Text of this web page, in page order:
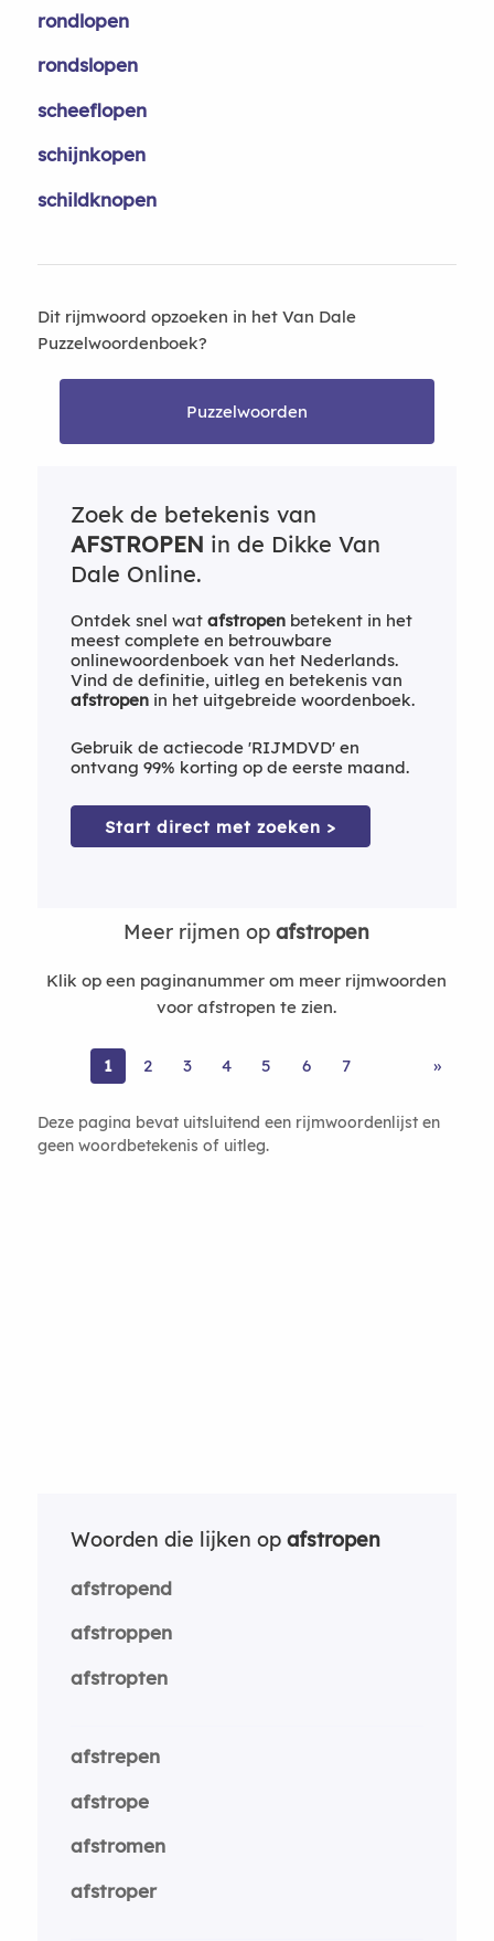
rondlopen
rondslopen
scheeflopen
schijnkopen
schildknopen
Dit rijmwoord opzoeken in het Van Dale
Puzzelwoordenboek?
Puzzelwoorden
Zoek de betekenis van
AFSTROPEN in de Dikke Van
Dale Online.
Ontdek snel wat afstropenbetekent in het
meest complete en betrouwbare
onlinewoordenboek van het Nederlands.
Vind de definitie, uitleg en betekenis van
afstropenin het uitgebreide woordenboek.
Gebruik de actiecode 'RIJMDVD' en
ontvang 99% korting op de eerste maand.
Start direct met zoeken >
Meer rijmen opafstropen
Klik op een paginanummer om meer rijmwoorden
voor afstropen te zien.
1 2 3 4 5 6 7 »
Deze pagina bevat uitsluitend een rijmwoordenlijst en
geen woordbetekenis of uitleg.
Woorden die lijken op afstropen
afstropend
afstroppen
afstropten
afstrepen
afstrope
afstromen
afstroper